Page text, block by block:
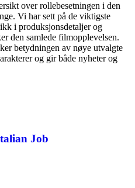
over rollebesetningen i den
Vi har sett på de viktigste
i produksjonsdetaljer og
den samlede filmopplevelsen.
betydningen av nøye utvalgte
og gir både nyheter og
Job